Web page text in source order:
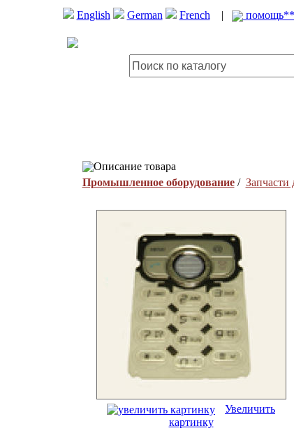
English German French | помощь**
Описание товара
Промышленное оборудование/
Увеличить
картинку